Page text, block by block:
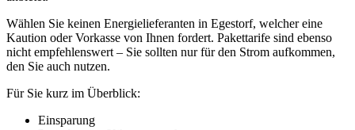
Wählen Sie keinen Energielieferanten in Egestorf, welcher eine
Kaution oder Vorkasse von Ihnen fordert. Pakettarife sind ebenso
nicht empfehlenswert – Sie sollten nur für den Strom aufkommen,
den Sie auch nutzen.
Für Sie kurz im Überblick:
Einsparung